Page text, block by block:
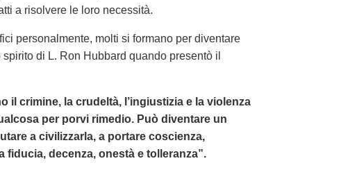
a risolvere le loro necessità.
personalmente, molti si formano per diventare
di L. Ron Hubbard quando presentò il
il crimine, la crudeltà, l’ingiustizia e la violenza
per porvi rimedio. Può diventare un
a civilizzarla, a portare coscienza,
fiducia, decenza, onestà e tolleranza”.